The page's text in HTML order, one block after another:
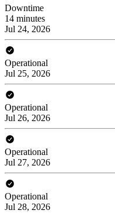
Downtime
14 minutes
Jul 24, 2026
Operational
Jul 25, 2026
Operational
Jul 26, 2026
Operational
Jul 27, 2026
Operational
Jul 28, 2026